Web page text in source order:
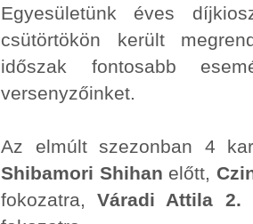
Egyesületünk éves
csütörtökön került
időszak fontosabb
versenyzőinket.
Az elmúlt szezonban 4
Shibamori Shihan előtt,
fokozatra,Váradi Attila 2.